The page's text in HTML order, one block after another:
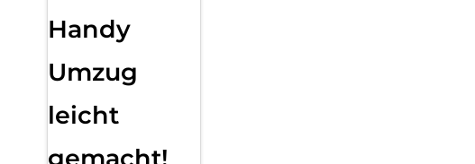
Handy
Umzug
leicht
gemacht!